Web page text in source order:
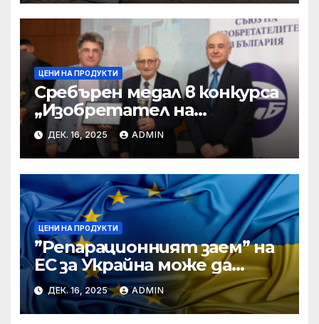
ЦЕНИ НА ПРОДУКТИ
Сребърен медал в конкурса
„Изобретател на
годината“ за учени от БАН
ДЕК. 16, 2025 ADMIN
ЦЕНИ НА ПРОДУКТИ
”Репарационният заем” на
ЕС за Украйна може да
достигне 130 милиарда
евро
ДЕК. 16, 2025 ADMIN